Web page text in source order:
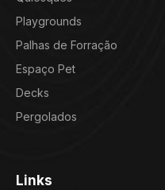
Playgrounds
Palhas de Forração
Espaço Pet
Decks
Pergolados
Links